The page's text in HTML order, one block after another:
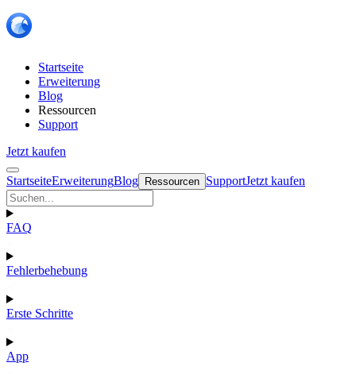
Startseite
Erweiterung
Blog
Ressourcen
Support
Jetzt kaufen
StartseiteErweiterungBlog Ressourcen SupportJetzt kaufen
FAQ
Fehlerbehebung
Erste Schritte
App